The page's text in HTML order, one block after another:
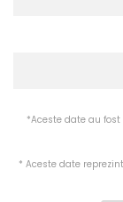
*Aceste date au
* Aceste date